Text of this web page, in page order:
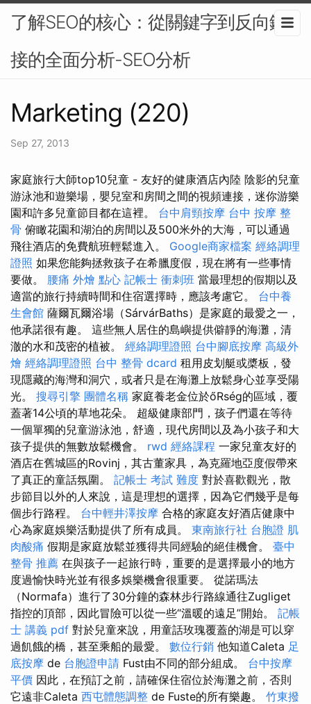
了解SEO的核心：從關鍵字到反向鏈
接的全面分析-SEO分析
Marketing (220)
Sep 27, 2013
家庭旅行大師top10兒童 - 友好的健康酒店內陸 陰影的兒童
游泳池和遊樂場，嬰兒室和房間之間的視頻連接，迷你游樂
園和許多兒童節目都在這裡。 台中肩頸按摩 台中 按摩 整
骨 俯瞰花園和湖泊的房間以及500米外的大海，可以通過
飛往酒店的免費航班輕鬆進入。 Google商家檔案 經絡調理
證照 如果您能夠拯救孩子在希臘度假，現在將有一些事情
要做。 腰痛 外燴 點心 記帳士 衝刺班 當最理想的假期以及
適當的旅行持續時間和住宿選擇時，應該考慮它。 台中養
生會館 薩爾瓦爾浴場（SárvárBaths）是家庭的最愛之一，
他承諾很有趣。 這些無人居住的島嶼提供僻靜的海灘，清
澈的水和茂密的植被。 經絡調理證照 台中腳底按摩 高級外
燴 經絡調理證照 台中 整骨 dcard 租用皮划艇或槳板，發
現隱藏的海灣和洞穴，或者只是在海灘上放鬆身心並享受陽
光。 搜尋引擎 團體名稱 家庭養老金位於őRség的區域，覆
蓋著14公頃的草地花朵。 超級健康部門，孩子們還在等待
一個單獨的兒童游泳池，舒適，現代房間以及為小孩子和大
孩子提供的無數放鬆機會。 rwd 經絡課程 一家兒童友好的
酒店在舊城區的Rovinj，其古董家具，為克羅地亞度假帶來
了真正的童話氛圍。 記帳士 考試 難度 對於喜歡觀光，散
步節目以外的人來說，這是理想的選擇，因為它們幾乎是每
個步行路程。 台中輕井澤按摩 合格的家庭友好酒店健康中
心為家庭娛樂活動提供了所有成員。 東南旅行社 台胞證 肌
肉酸痛 假期是家庭放鬆並獲得共同經驗的絕佳機會。 臺中
整骨 推薦 在與孩子一起旅行時，重要的是選擇最小的地方
度過愉快時光並有很多娛樂機會很重要。 從諾瑪法
（Normafa）進行了30分鐘的森林步行路線通往Zugliget
指控的頂部，因此冒險可以從一些“溫暖的遠足”開始。 記帳
士 講義 pdf 對於兒童來說，用童話玫瑰覆蓋的湖是可以穿
過飢餓的橋，甚至乘船的最愛。 數位行銷 他知道Caleta 足
底按摩 de 台胞證申請 Fust由不同的部分組成。 台中按摩
平價 因此，在預訂之前，請確保住宿位於海灘之前，否則
它遠非Caleta 西屯體態調整 de Fuste的所有樂趣。 竹東撥